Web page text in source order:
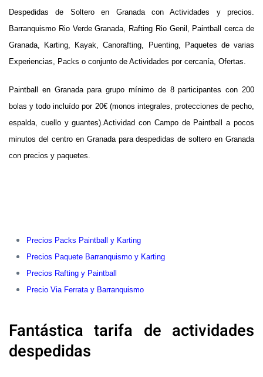
Despedidas de Soltero en Granada con Actividades y precios.
Barranquismo Rio Verde Granada , Rafting Rio Genil, Paintball cerca de
Granada, Karting, Kayak, Canorafting, Puenting, Paquetes de varias
Experiencias, Packs o conjunto de Actividades por cercanía, Ofertas.
Paintball en Granada para grupo mínimo de 8 participantes con 200
bolas y todo incluído por 20€ (monos integrales, protecciones de pecho,
espalda, cuello y guantes).Actividad con Campo de Paintball a pocos
minutos del centro en Granada para despedidas de soltero en Granada
con precios y paquetes.
Precios Packs Paintball y Karting
Precios Paquete Barranquismo y Karting
Precios Rafting y Paintball
Precio Via Ferrata y Barranquismo
Fantástica tarifa de actividades
despedidas